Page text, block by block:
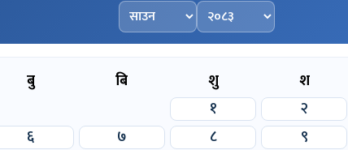
महिना चयन गर्नुहोस्
वर्ष चयन गर्नुहोस्
बु बि शु
श
१
२
६ ७ ८
९